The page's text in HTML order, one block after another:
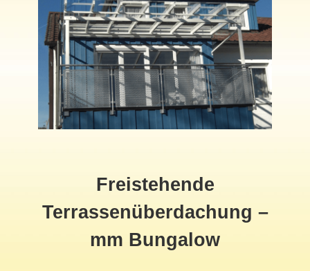
Freistehende
Terrassenüberdachung –
mm Bungalow